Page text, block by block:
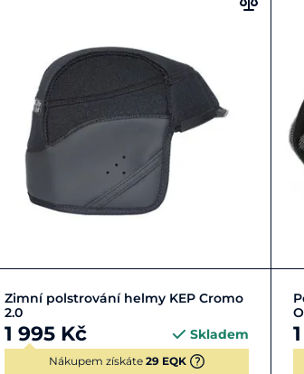
51 52 53 54 + 4
Zimní polstrování helmy KEP Cromo
2.0
1 995 Kč Skladem
Nákupem získáte 29 EQK